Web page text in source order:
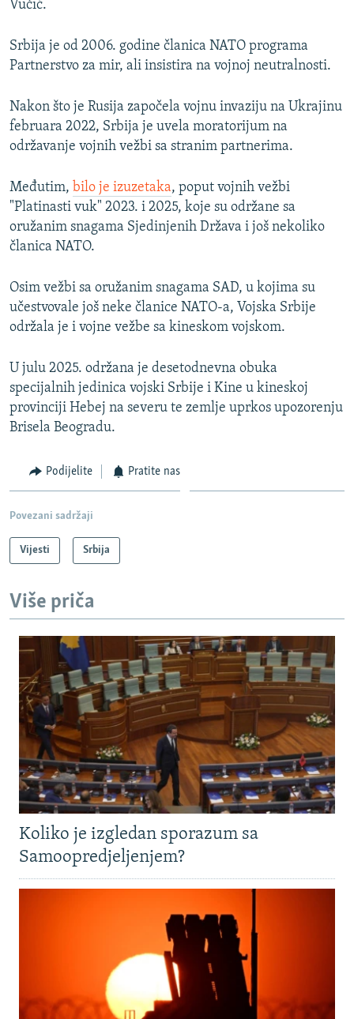
Vučić.
Srbija je od 2006. godine članica NATO programa
Partnerstvo za mir, ali insistira na vojnoj neutralnosti.
Nakon što je Rusija započela vojnu invaziju na Ukrajinu
februara 2022, Srbija je uvela moratorijum na
održavanje vojnih vežbi sa stranim partnerima.
Međutim, bilo je izuzetaka, poput vojnih vežbi
"Platinasti vuk" 2023. i 2025, koje su održane sa
oružanim snagama Sjedinjenih Država i još nekoliko
članica NATO.
Osim vežbi sa oružanim snagama SAD, u kojima su
učestvovale još neke članice NATO-a, Vojska Srbije
održala je i vojne vežbe sa kineskom vojskom.
U julu 2025. održana je desetodnevna obuka
specijalnih jedinica vojski Srbije i Kine u kineskoj
provinciji Hebej na severu te zemlje uprkos upozorenju
Brisela Beogradu.
Podijelite Pratite nas
Povezani sadržaji
Vijesti Srbija
Više priča
Koliko je izgledan sporazum sa
Samoopredjeljenjem?